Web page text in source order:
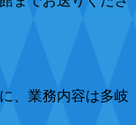
、業務内容は多岐